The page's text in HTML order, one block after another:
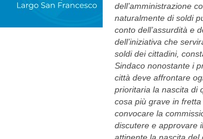
dell’amministrazione
naturalmente di soldi
conto dell’assurdità e
dell’iniziativa che
soldi dei cittadini,
Sindaco nonostante i
città deve affrontare
prioritaria la nascita di
cosa più grave in
convocare la
discutere e approvare